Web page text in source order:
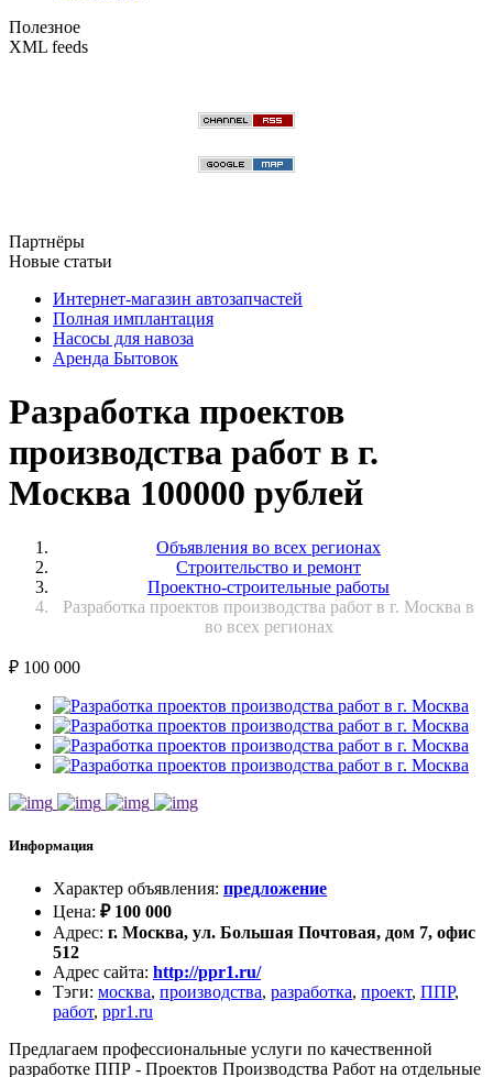
Полезное
XML feeds
Партнёры
Новые статьи
Интернет-магазин автозапчастей
Полная имплантация
Насосы для навоза
Аренда Бытовок
Разработка проектов
производства работ в г.
Москва 100000 рублей
Объявления во всех регионах
Строительство и ремонт
Проектно-строительные работы
Разработка проектов производства работ в г. Москва в
во всех регионах
₽ 100 000
Информация
Характер объявления: предложение
Цена: ₽100 000
Адрес: г. Москва, ул. Большая Почтовая, дом 7, офис
512
Адрес сайта: http://ppr1.ru/
Тэги: москва, производства, разработка, проект, ППР,
работ, ppr1.ru
Предлагаем профессиональные услуги по качественной
разработке ППР - Проектов Производства Работ на отдельные